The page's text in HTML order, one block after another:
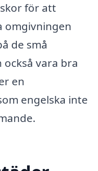
för att
omgivningen
de små
vara bra
en
engelska inte